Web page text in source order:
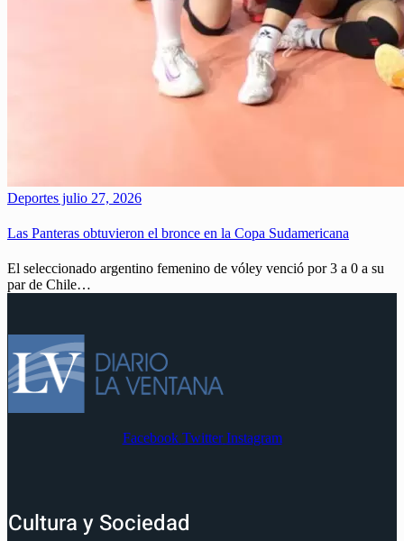
Deportes julio 27, 2026
Las Panteras obtuvieron el bronce en la Copa Sudamericana
El seleccionado argentino femenino de vóley venció por 3 a 0 a su
par de Chile…
Facebook Twitter Instagram
Cultura y Sociedad